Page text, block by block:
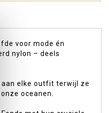
voor mode én
nylon – deels
aan elke outfit terwijl ze
oceanen.